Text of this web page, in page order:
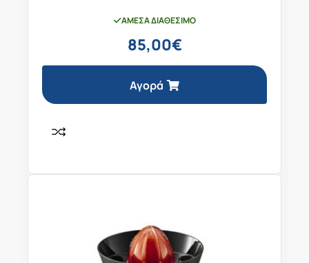
ΆΜΕΣΑ ΔΙΑΘΈΣΙΜΟ
85,00€
Αγορά